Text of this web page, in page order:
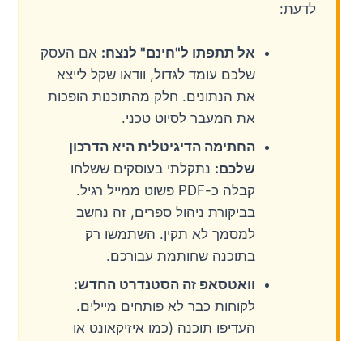
לדעת:
אל תתפתו ל"חינם" לנצח: אם העסק
שלכם עומד לגדול, וודאו שקל לייצא
את הנתונים. חלק מהתוכנות הופכות
את המעבר לסיוט טכני.
החתימה הדיגיטלית היא הדרכון
שלכם: נתקלתי בעוסקים ששלחו
קבלה כ-PDF פשוט ממייל רגיל.
בביקורת ניהול ספרים, זה נחשב
למסמך לא תקין. השתמשו רק
בתוכנה שחותמת עבורכם.
וואטסאפ זה הסטנדרט החדש:
לקוחות כבר לא פותחים מיילים.
העדיפו תוכנה (כמו איזיקאונט או